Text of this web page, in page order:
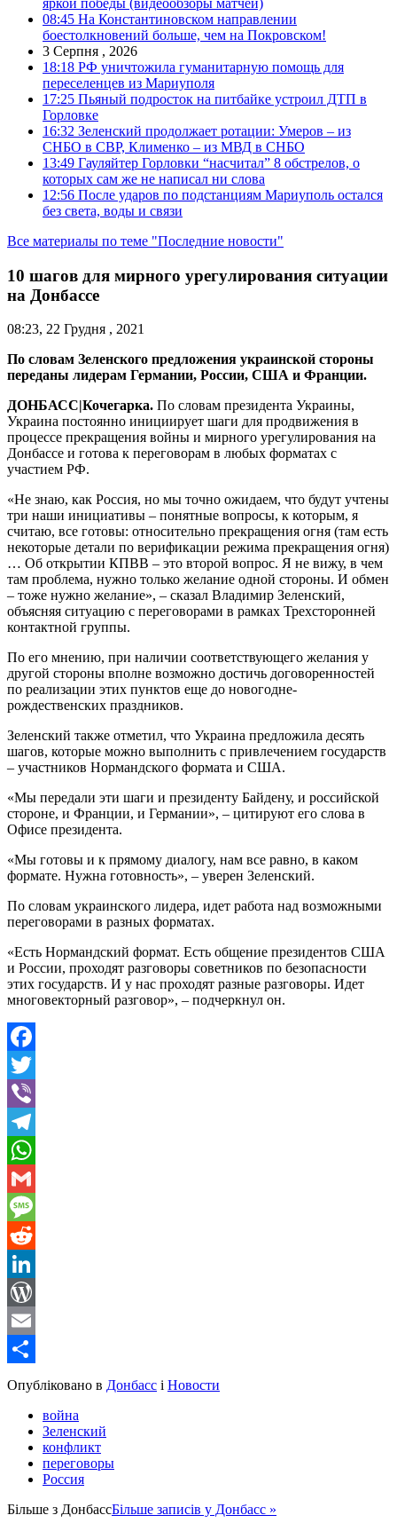
08:45 На Константиновском направлении
боестолкновений больше, чем на Покровском!
3 Серпня , 2026
18:18 РФ уничтожила гуманитарную помощь для
переселенцев из Мариуполя
17:25 Пьяный подросток на питбайке устроил ДТП в
Горловке
16:32 Зеленский продолжает ротации: Умеров – из
СНБО в СВР, Клименко – из МВД в СНБО
13:49 Гауляйтер Горловки “насчитал” 8 обстрелов, о
которых сам же не написал ни слова
12:56 После ударов по подстанциям Мариуполь остался
без света, воды и связи
Все материалы по теме "Последние новости"
10 шагов для мирного урегулирования ситуации
на Донбассе
08:23, 22 Грудня , 2021
По словам Зеленского предложения украинской стороны
переданы лидерам Германии, России, США и Франции.
ДОНБАСС|Кочегарка. По словам президента Украины,
Украина постоянно инициирует шаги для продвижения в
процессе прекращения войны и мирного урегулирования на
Донбассе и готова к переговорам в любых форматах с
участием РФ.
«Не знаю, как Россия, но мы точно ожидаем, что будут учтены
три наши инициативы – понятные вопросы, к которым, я
считаю, все готовы: относительно прекращения огня (там есть
некоторые детали по верификации режима прекращения огня)
… Об открытии КПВВ – это второй вопрос. Я не вижу, в чем
там проблема, нужно только желание одной стороны. И обмен
– тоже нужно желание», – сказал Владимир Зеленский,
объясняя ситуацию с переговорами в рамках Трехсторонней
контактной группы.
По его мнению, при наличии соответствующего желания у
другой стороны вполне возможно достичь договоренностей
по реализации этих пунктов еще до новогодне-
рождественских праздников.
Зеленский также отметил, что Украина предложила десять
шагов, которые можно выполнить с привлечением государств
– участников Нормандского формата и США.
«Мы передали эти шаги и президенту Байдену, и российской
стороне, и Франции, и Германии», – цитируют его слова в
Офисе президента.
«Мы готовы и к прямому диалогу, нам все равно, в каком
формате. Нужна готовность», – уверен Зеленский.
По словам украинского лидера, идет работа над возможными
переговорами в разных форматах.
«Есть Нормандский формат. Есть общение президентов США
и России, проходят разговоры советников по безопасности
этих государств. И у нас проходят разные разговоры. Идет
многовекторный разговор», – подчеркнул он.
Facebook
Twitter
Viber
Telegram
WhatsApp
Gmail
Message
Reddit
LinkedIn
WordPress
Email
Share
Опубліковано в Донбасс і Новости
война
Зеленский
конфликт
переговоры
Россия
Більше з ДонбассБільше записів у Донбасс »